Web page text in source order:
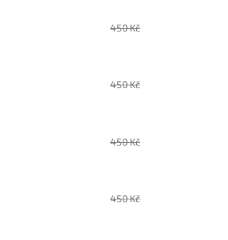
450 Kč
450 Kč
450 Kč
450 Kč